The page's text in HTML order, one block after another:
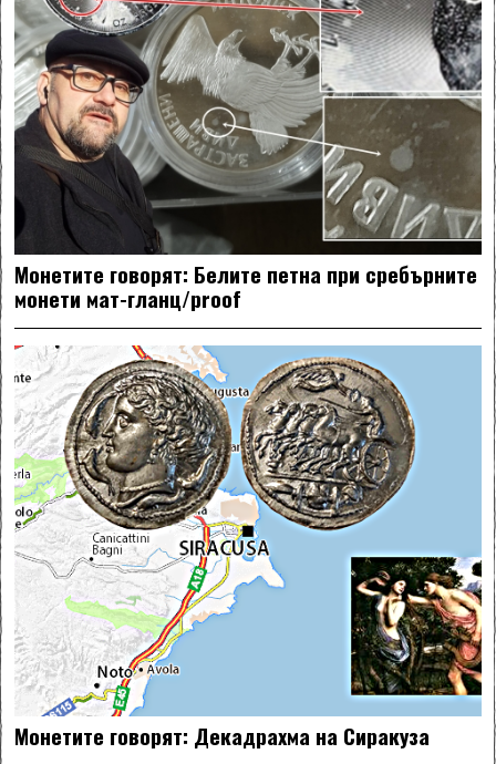
Монетите говорят: Белите петна при сребърните
монети мат-гланц/proof
Монетите говорят: Декадрахма на Сиракуза